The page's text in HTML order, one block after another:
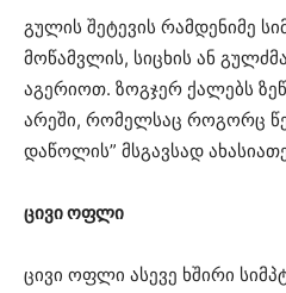
გულის შეტევის რამდენიმე
მოწამვლის, სიცხის ან
აგერიოთ. ზოგჯერ ქალებს
არეში, რომელსაც როგორც
დაწოლის” მსგავსად
ცივი ოფლი
ცივი ოფლი ასევე ხშირი